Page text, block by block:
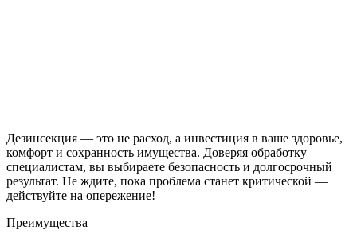
Дезинсекция — это не расход, а инвестиция в ваше здоровье,
комфорт и сохранность имущества. Доверяя обработку
специалистам, вы выбираете безопасность и долгосрочный
результат. Не ждите, пока проблема станет критической —
действуйте на опережение!
Преимущества